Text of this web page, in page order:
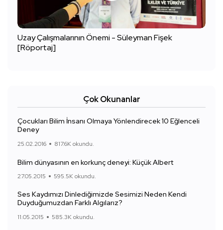
Uzay Çalışmalarının Önemi - Süleyman Fişek
[Röportaj]
Çok Okunanlar
Çocukları Bilim İnsanı Olmaya Yönlendirecek 10 Eğlenceli
Deney
25.02.2016 817.6K okundu.
Bilim dünyasının en korkunç deneyi: Küçük Albert
27.05.2015 595.5K okundu.
Ses Kaydımızı Dinlediğimizde Sesimizi Neden Kendi
Duyduğumuzdan Farklı Algılarız?
11.05.2015 585.3K okundu.